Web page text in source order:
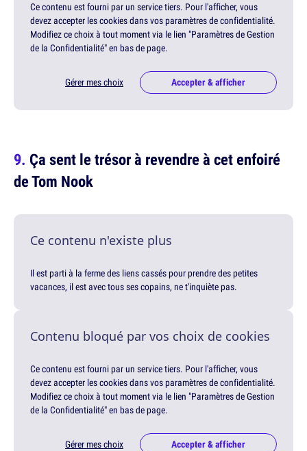
Ce contenu est fourni par un service tiers. Pour l'afficher, vous
devez accepter les cookies dans vos paramètres de confidentialité.
Modifiez ce choix à tout moment via le lien "Paramètres de Gestion
de la Confidentialité" en bas de page.
Gérer mes choix Accepter & afficher
Ça sent le trésor à revendre à cet enfoiré
de Tom Nook
Ce contenu n'existe plus
Il est parti à la ferme des liens cassés pour prendre des petites
vacances, il est avec tous ses copains, ne t'inquiète pas.
Contenu bloqué par vos choix de cookies
Ce contenu est fourni par un service tiers. Pour l'afficher, vous
devez accepter les cookies dans vos paramètres de confidentialité.
Modifiez ce choix à tout moment via le lien "Paramètres de Gestion
de la Confidentialité" en bas de page.
Gérer mes choix Accepter & afficher